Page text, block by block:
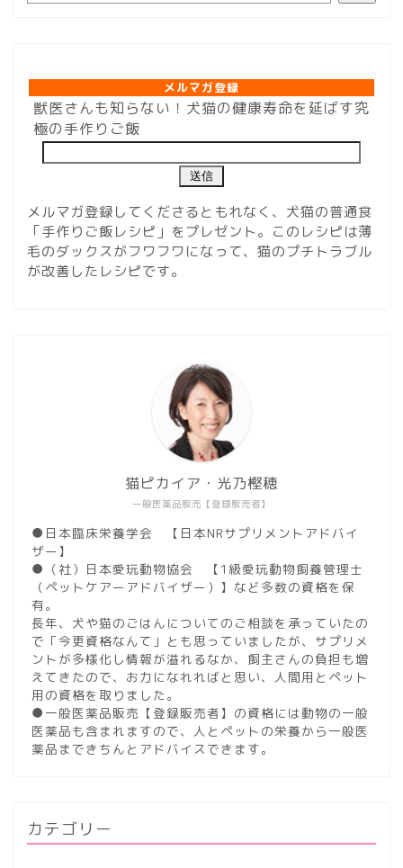
メルマガ登録
獣医さんも知らない！犬猫の健康寿命を延ばす究
極の手作りご飯
メルマガ登録してくださるともれなく、犬猫の普通食
「手作りご飯レシピ」をプレゼント。このレシピは薄
毛のダックスがフワフワになって、猫のプチトラブル
が改善したレシピです。
一般医薬品販売【登録販売者】
猫ピカイア・光乃樫穂
●日本臨床栄養学会 【日本NRサプリメントアドバイ
ザー】
●（社）日本愛玩動物協会 【1級愛玩動物飼養管理士
（ペットケアーアドバイザー）】など多数の資格を保
有。
長年、犬や猫のごはんについてのご相談を承っていたの
で「今更資格なんて」とも思っていましたが、サプリメ
ントが多様化し情報が溢れるなか、飼主さんの負担も増
えてきたので、お力になれればと思い、人間用とペット
用の資格を取りました。
●一般医薬品販売【登録販売者】の資格には動物の一般
医薬品も含まれますので、人とペットの栄養から一般医
薬品まできちんとアドバイスできます。
カテゴリー